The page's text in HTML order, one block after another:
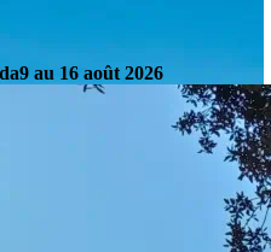
9 au 16 août 2026